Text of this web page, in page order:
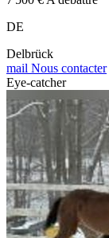
DE
Delbrück
mail Nous contacter
Eye-catcher